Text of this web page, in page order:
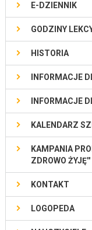
E-DZIENNIK
GODZINY
HISTORIA
INFORMACJE
INFORMACJE
KALENDARZ
KAMPANIA
ZDROWO ŻYJĘ''
KONTAKT
LOGOPEDA